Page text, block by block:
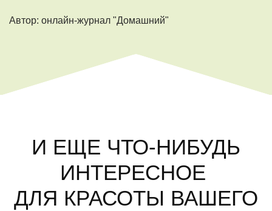
Автор: онлайн-журнал "Домашний"
И ЕЩЕ ЧТО-НИБУДЬ
ИНТЕРЕСНОЕ
ДЛЯ КРАСОТЫ ВАШЕГО